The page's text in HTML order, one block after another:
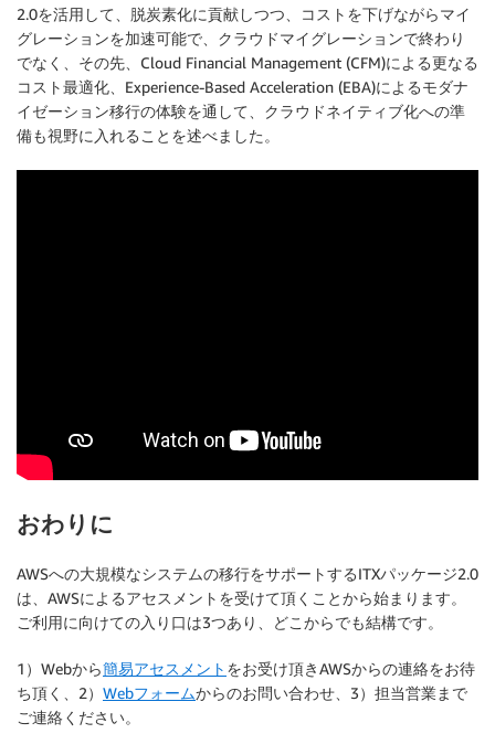
2.0を活用して、脱炭素化に貢献しつつ、コストを下げながらマイ
グレーションを加速可能で、クラウドマイグレーションで終わり
でなく、その先、Cloud Financial Management (CFM)による更なる
コスト最適化、Experience-Based Acceleration (EBA)によるモダナ
イゼーション移行の体験を通して、クラウドネイティブ化への準
備も視野に入れることを述べました。
おわりに
AWSへの大規模なシステムの移行をサポートするITXパッケージ2.0
は、AWSによるアセスメントを受けて頂くことから始まります。
ご利用に向けての入り口は3つあり、どこからでも結構です。
1）Webから簡易アセスメント をお受け頂きAWSからの連絡をお待
ち頂く、2） Webフォームからのお問い合わせ、3）担当営業まで
ご連絡ください。